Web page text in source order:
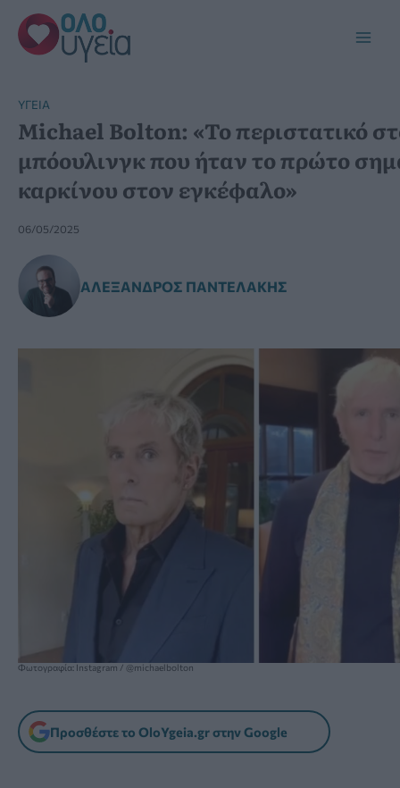
Μετάβαση
στο
περιεχόμενο
YΓΕΊΑ
Michael Bolton: «Το περιστατικό
μπόουλινγκ που ήταν το πρώτο
καρκίνου στον εγκέφαλο»
06/05/2025
ΑΛΈΞΑΝΔΡΟΣ ΠΑΝΤΕΛΆΚΗΣ
Φωτογραφία: Instagram / @michaelbolton
Προσθέστε το OloYgeia.gr στην Google